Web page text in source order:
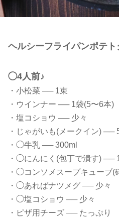
ヘルシーフライパンポテ
◯4人前♪
・小松菜 ── 1束
・ウインナー ── 1袋(5〜6本)
・塩コショウ ── 少々
・じゃがいも(メークイン) ──
・◯牛乳 ── 300ml
・◯にんにく(包丁で潰す) ──
・◯コンソメスープキューブ(
・◯あればナツメグ ──少々
・◯塩コショウ ──少々
・ピザ用チーズ ──たっぷり